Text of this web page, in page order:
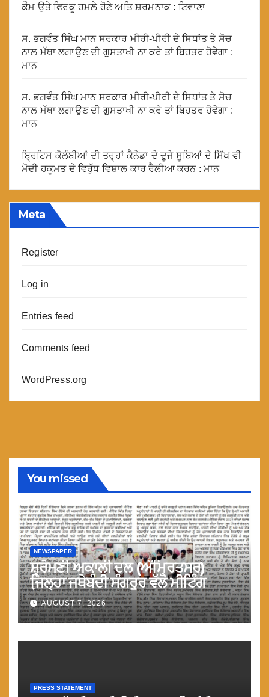
ਕੌਮ ਉਤੇ ਫਿਰਕੂ ਹਮਲੇ ਹੋਣੇ ਅਤਿ ਸ਼ਰਮਨਾਕ : ਟਿਵਾਣਾ
ਸ. ਭਗਵੰਤ ਸਿੰਘ ਮਾਨ ਸਰਕਾਰ ਮੀਰੀ-ਪੀਰੀ ਦੇ ਸਿਧਾਂਤ ਤੇ ਸੋਚ
ਨਾਲ ਮੱਥਾ ਲਗਾਉਣ ਦੀ ਗੁਸਤਾਖੀ ਨਾ ਕਰੇ ਤਾਂ ਬਿਹਤਰ ਹੋਵੇਗਾ :
ਮਾਨ
ਸ. ਭਗਵੰਤ ਸਿੰਘ ਮਾਨ ਸਰਕਾਰ ਮੀਰੀ-ਪੀਰੀ ਦੇ ਸਿਧਾਂਤ ਤੇ ਸੋਚ
ਨਾਲ ਮੱਥਾ ਲਗਾਉਣ ਦੀ ਗੁਸਤਾਖੀ ਨਾ ਕਰੇ ਤਾਂ ਬਿਹਤਰ ਹੋਵੇਗਾ :
ਮਾਨ
ਬ੍ਰਿਟਿਸ ਕੋਲੰਬੀਆਂ ਦੀ ਤਰ੍ਹਾਂ ਕੈਨੇਡਾ ਦੇ ਦੂਜੇ ਸੂਬਿਆਂ ਦੇ ਸਿੱਖ ਵੀ
ਮੋਦੀ ਹਕੂਮਤ ਦੇ ਵਿਰੁੱਧ ਵਿਸ਼ਾਲ ਕਾਰ ਰੈਲੀਆ ਕਰਨ : ਮਾਨ
Meta
Register
Log in
Entries feed
Comments feed
WordPress.org
You missed
NEWSPAPER
ਸ਼੍ਰੋਮਣੀ ਅਕਾਲੀ ਦਲ (ਅੰਮ੍ਰਿਤਸਰ)
ਜਿ਼ਲ੍ਹਾ ਜਥੇਬੰਦੀ ਸੰਗਰੂਰ ਵੱਲੋ ਮੀਟਿੰਗ
AUGUST 7, 2026
PRESS STATEMENT